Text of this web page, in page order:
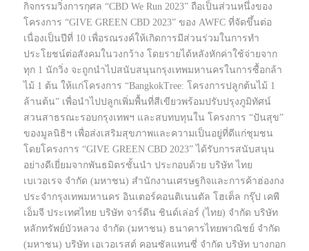
กิจกรรมวิ่งการกุศล “CBD We Run 2023” ถือเป็นส่วนหนึ่งของ
โครงการ “GIVE GREEN CBD 2023” ของ AWFC ที่จัดขึ้นต่อ
เนื่องเป็นปีที่ 10 เพื่อรณรงค์ให้เกิดการมีส่วนร่วมในการทำ
ประโยชน์ต่อสังคมในวงกว้าง โดยรายได้หลังหักค่าใช้จ่ายจาก
ทุก 1 นักวิ่ง จะถูกนำไปสนับสนุนกรุงเทพมหานครในการซื้อกล้า
ไม้ 1 ต้น ให้แก่โครงการ “BangkokTree: โครงการปลูกต้นไม้ 1
ล้านต้น” เพื่อนำไปปลูกเพิ่มพื้นที่สีเขียวพร้อมปรับปรุงภูมิทัศน์
สวนสาธรณะรอบกรุงเทพฯ และสบทบทุนใน โครงการ “ปันสุข”
ของมูลนิธิฯ เพื่อส่งเสริมสุขภาพและความเป็นอยู่ที่ดีแก่ชุมชน
โดยโครงการ “GIVE GREEN CBD 2023” ได้รับการสนับสนุน
อย่างดีเยี่ยมจากพันธมิตรชั้นนำ ประกอบด้วย บริษัท ไทย
เบเวอเรจ จำกัด (มหาชน) สำนักงานเศรษฐกิจและการค้าฮ่องกง
ประจำกรุงเทพมหานคร อินเตอร์คอนติเนนตัล โฮเต็ล กรุ๊ป เคพี
เอ็มจี ประเทศไทย บริษัท จาร์ดีน ชินด์เล่อร์ (ไทย) จำกัด บริษัท
หลักทรัพย์บัวหลวง จำกัด (มหาชน) ธนาคารไทยพาณิชย์ จำกัด
(มหาชน) บริษัท เอเวอเรสต์ คอนซัลแทนซี่ จำกัด บริษัท บางกอก